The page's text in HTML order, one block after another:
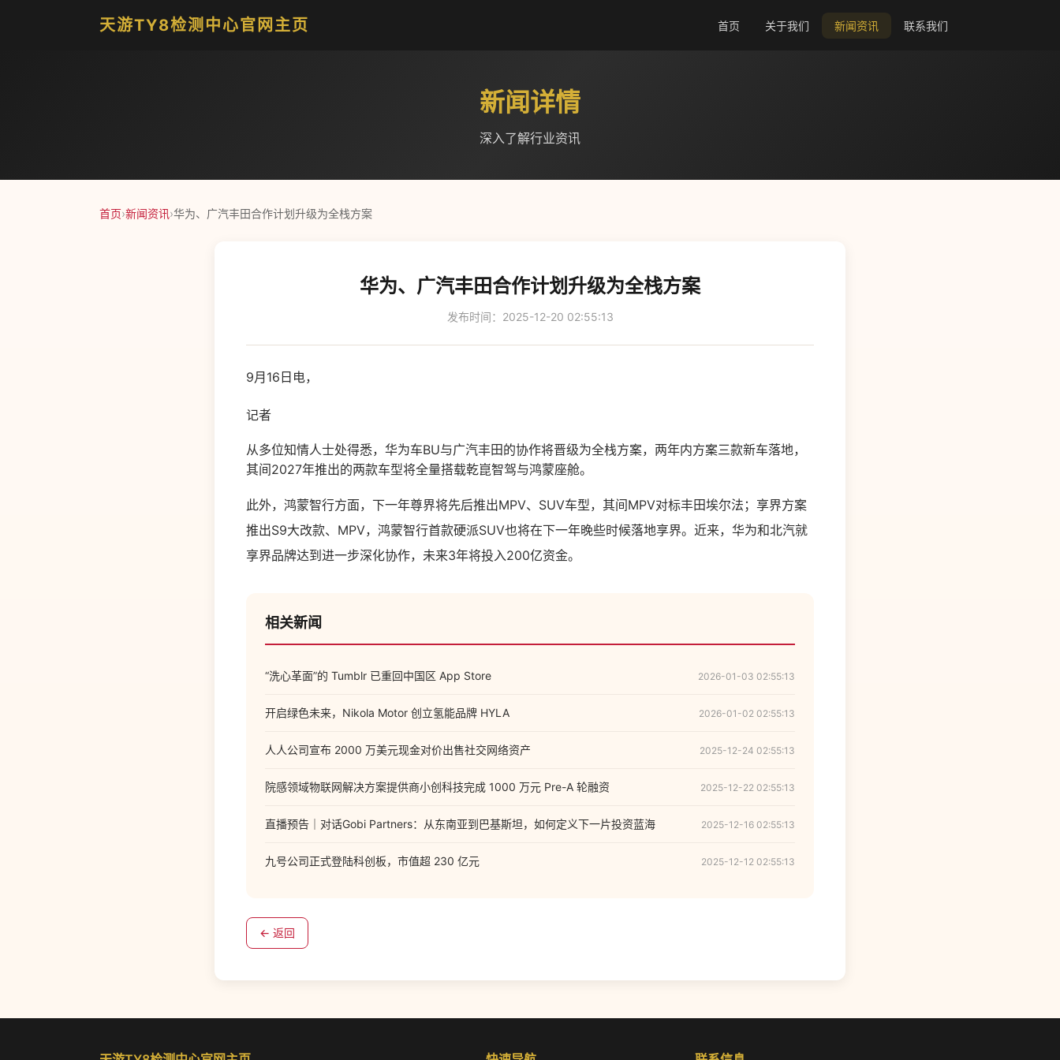
天游TY8检测中心官网主页 首页 关于我们 新闻资讯 联系我们
新闻详情
深入了解行业资讯
首页›新闻资讯›华为、广汽丰田合作计划升级为全栈方案
华为、广汽丰田合作计划升级为全栈方案
发布时间：2025-12-20 02:55:13
9月16日电，
记者
从多位知情人士处得悉，华为车BU与广汽丰田的协作将晋级为全栈方案，两年内方案三款新车落地，
其间2027年推出的两款车型将全量搭载乾崑智驾与鸿蒙座舱。
此外，鸿蒙智行方面，下一年尊界将先后推出MPV、SUV车型，其间MPV对标丰田埃尔法；享界方案
推出S9大改款、MPV，鸿蒙智行首款硬派SUV也将在下一年晚些时候落地享界。近来，华为和北汽就
享界品牌达到进一步深化协作，未来3年将投入200亿资金。
相关新闻
“洗心革面”的 Tumblr 已重回中国区 App Store 2026-01-03 02:55:13
开启绿色未来，Nikola Motor 创立氢能品牌 HYLA 2026-01-02 02:55:13
人人公司宣布 2000 万美元现金对价出售社交网络资产 2025-12-24 02:55:13
院感领域物联网解决方案提供商小创科技完成 1000 万元 Pre-A 轮融资 2025-12-22 02:55:13
直播预告｜对话Gobi Partners：从东南亚到巴基斯坦，如何定义下一片投资蓝海 2025-12-16 02:55:13
九号公司正式登陆科创板，市值超 230 亿元 2025-12-12 02:55:13
← 返回